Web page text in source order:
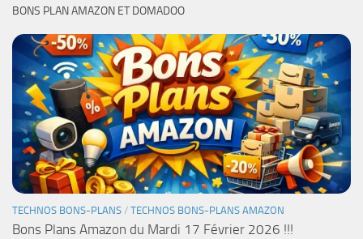
BONS PLAN AMAZON ET DOMADOO
TECHNOS BONS-PLANS / TECHNOS BONS-PLANS AMAZON
Bons Plans Amazon du Mardi 17 Février 2026 !!!